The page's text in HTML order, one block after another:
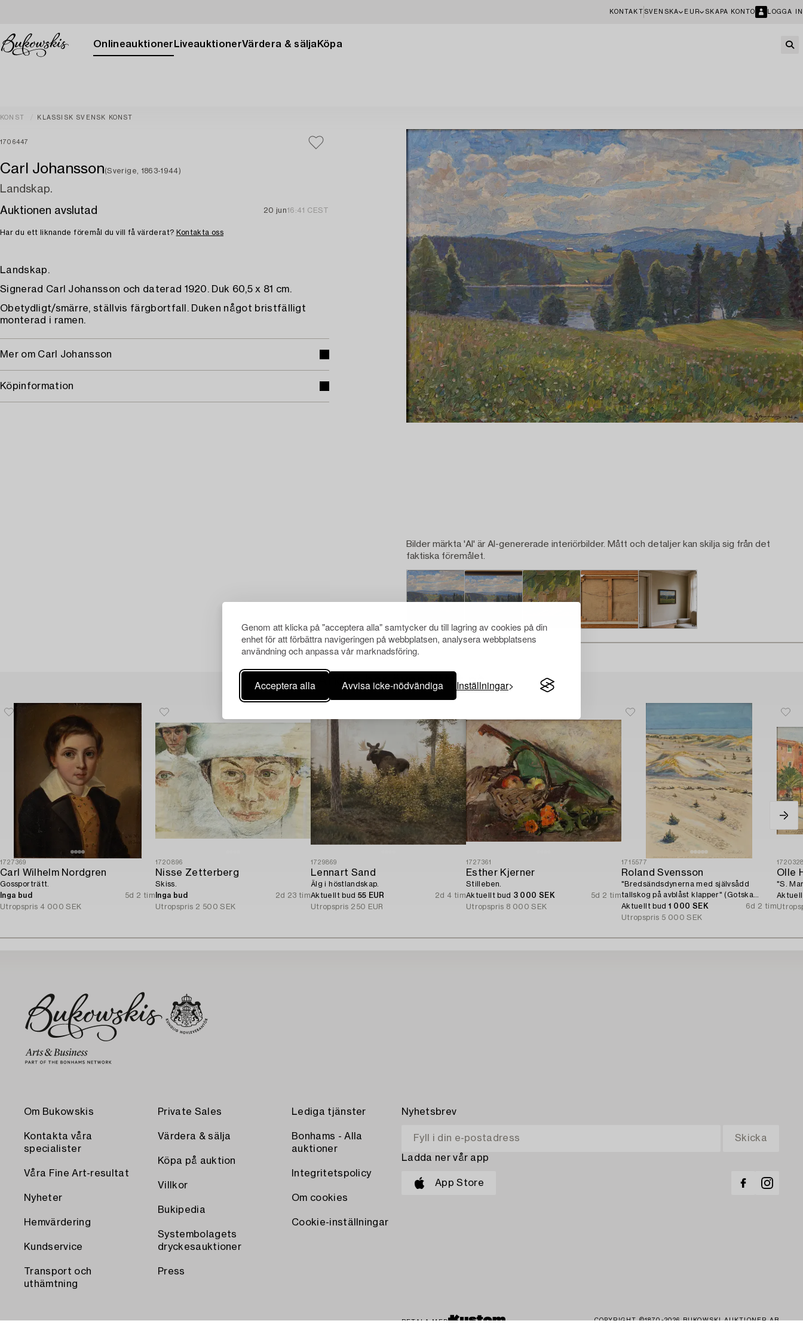
Genom att klicka på "acceptera alla" samtycker du till lagring av cookies på din
enhet för att förbättra navigeringen på webbplatsen, analysera webbplatsens
användning och anpassa vår marknadsföring.
Acceptera alla Avvisa icke-nödvändiga Inställningar
KONTAKT SVENSKA EUR SKAPA KONTO LOGGA IN
Onlineauktioner LiveauktionerVärdera & sälja Köpa
KONST KLASSISK SVENSK KONST
1706447
Carl Johansson(Sverige, 1863-1944)
Landskap.
Auktionen avslutad
20 jun16:41 CEST
Har du ett liknande föremål du vill få värderat? Kontakta oss
Landskap.
Signerad Carl Johansson och daterad 1920. Duk 60,5 x 81 cm.
Obetydligt/smärre, ställvis färgbortfall. Duken något bristfälligt
monterad i ramen.
Mer om Carl Johansson
Köpinformation
Bilder märkta 'AI' är AI-genererade interiörbilder. Mått och detaljer kan skilja sig från det
faktiska föremålet.
Andra har även tittat på
1727369
Carl Wilhelm Nordgren
Gossporträtt.
Inga bud
5d 2 tim
Utropspris 4 000 SEK
1720896
Nisse Zetterberg
Skiss.
Inga bud
2d 23 tim
Utropspris 2 500 SEK
1729869
Lennart Sand
Älg i höstlandskap.
Aktuellt bud 55 EUR
2d 4 tim
Utropspris 250 EUR
1727361
Esther Kjerner
Stilleben.
Aktuellt bud 3 000 SEK
5d 2 tim
Utropspris 8 000 SEK
1715577
Roland Svensson
"Bredsändsdynerna med självsådd
tallskog på avblåst klapper" (Gotska
Sandön).
Aktuellt bud 1 000 SEK
6d 2 tim
Utropspris 5 000 SEK
Olle
"S.
Om Bukowskis
Kontakta våra
specialister
Våra Fine Art-resultat
Nyheter
Hemvärdering
Kundservice
Transport och
uthämtning
Private Sales
Värdera & sälja
Köpa på auktion
Villkor
Bukipedia
Systembolagets
dryckesauktioner
Press
Lediga tjänster
Bonhams - Alla
auktioner
Integritetspolicy
Om cookies
Cookie-inställningar
Nyhetsbrev
Ladda ner vår app
App Store
BETALA MED COPYRIGHT ©1870-2026 BUKOWSKI AUKTIONER AB